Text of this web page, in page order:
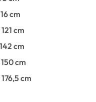
cm
cm
cm
cm
cm